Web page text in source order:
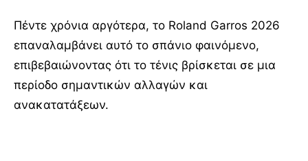
Πέντε χρόνια αργότερα, το Roland Garros 2026
επαναλαμβάνει αυτό το σπάνιο φαινόμενο,
επιβεβαιώνοντας ότι το τένις βρίσκεται σε μια
περίοδο σημαντικών αλλαγών και
ανακατατάξεων.